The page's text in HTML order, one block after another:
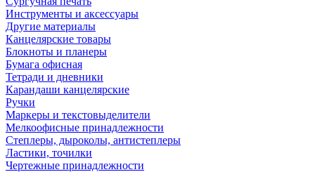
Инструменты и аксессуары
Другие материалы
Канцелярские товары
Блокноты и планеры
Бумага офисная
Тетради и дневники
Карандаши канцелярские
Ручки
Маркеры и текстовыделители
Мелкоофисные принадлежности
Степлеры, дыроколы, антистеплеры
Ластики, точилки
Чертежные принадлежности